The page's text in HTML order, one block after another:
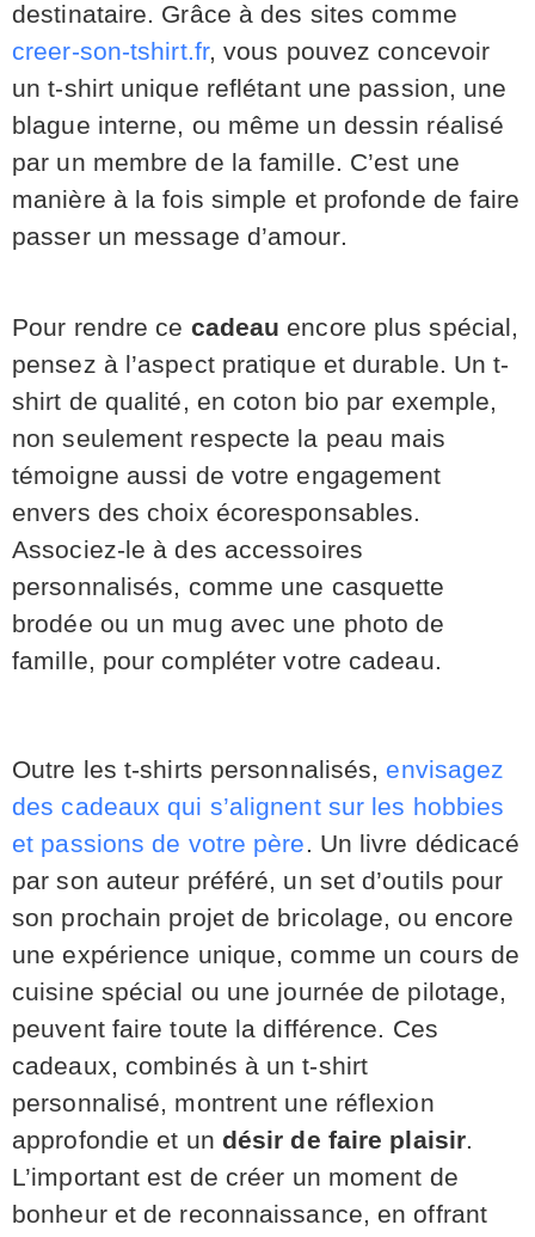
destinataire. Grâce à des sites comme
creer-son-tshirt.fr, vous pouvez concevoir
un t-shirt unique reflétant une passion, une
blague interne, ou même un dessin réalisé
par un membre de la famille. C’est une
manière à la fois simple et profonde de faire
passer un message d’amour.
Pour rendre ce cadeau encore plus spécial,
pensez à l’aspect pratique et durable. Un t-
shirt de qualité, en coton bio par exemple,
non seulement respecte la peau mais
témoigne aussi de votre engagement
envers des choix écoresponsables.
Associez-le à des accessoires
personnalisés, comme une casquette
brodée ou un mug avec une photo de
famille, pour compléter votre cadeau.
Outre les t-shirts personnalisés, envisagez
des cadeaux qui s’alignent sur les hobbies
et passions de votre père. Un livre dédicacé
par son auteur préféré, un set d’outils pour
son prochain projet de bricolage, ou encore
une expérience unique, comme un cours de
cuisine spécial ou une journée de pilotage,
peuvent faire toute la différence. Ces
cadeaux, combinés à un t-shirt
personnalisé, montrent une réflexion
approfondie et un désir de faire plaisir.
L’important est de créer un moment de
bonheur et de reconnaissance, en offrant